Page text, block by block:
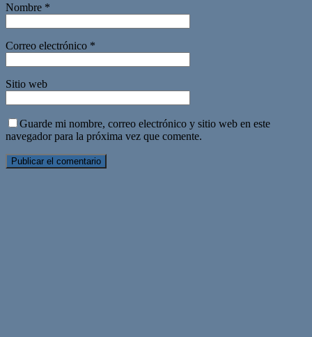
Nombre *
Correo electrónico *
Sitio web
Guarde mi nombre, correo electrónico y sitio web en este
navegador para la próxima vez que comente.